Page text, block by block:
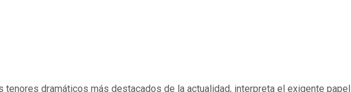
tenores dramáticos más destacados de la actualidad, interpreta el exigente papel